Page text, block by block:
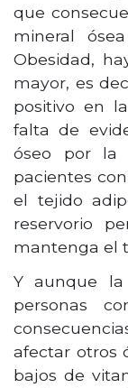
que
mineral
Obesidad,
mayor, es
positivo en
falta de
óseo por la
pacientes
el tejido
reservorio
mantenga el
Y aunque
personas
afectar otros
bajos de